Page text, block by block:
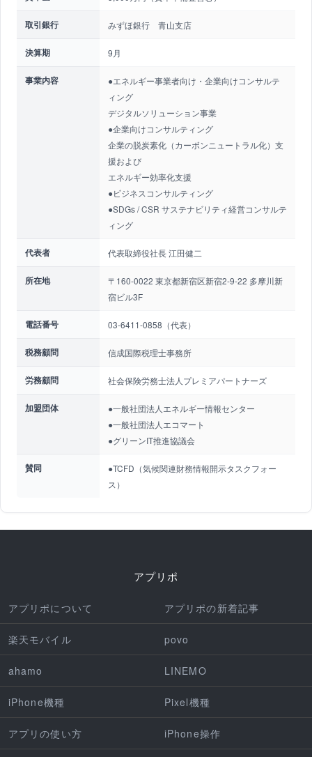
取引銀行 みずほ銀行 青山支店
決算期 9月
事業内容
●エネルギー事業者向け・企業向けコンサルテ
ィング
デジタルソリューション事業
●企業向けコンサルティング
企業の脱炭素化（カーボンニュートラル化）支
援および
エネルギー効率化支援
●ビジネスコンサルティング
●SDGs / CSR サステナビリティ経営コンサルテ
ィング
代表者 代表取締役社長 江田健二
所在地
〒160-0022 東京都新宿区新宿2-9-22 多摩川新
宿ビル3F
電話番号 03-6411-0858（代表）
税務顧問 信成国際税理士事務所
労務顧問 社会保険労務士法人プレミアパートナーズ
加盟団体
●一般社団法人エネルギー情報センター
●一般社団法人エコマート
●グリーンIT推進協議会
賛同
●TCFD（気候関連財務情報開示タスクフォー
ス）
アプリポ
アプリポについて アプリポの新着記事
楽天モバイル povo
ahamo LINEMO
iPhone機種 Pixel機種
アプリの使い方 iPhone操作